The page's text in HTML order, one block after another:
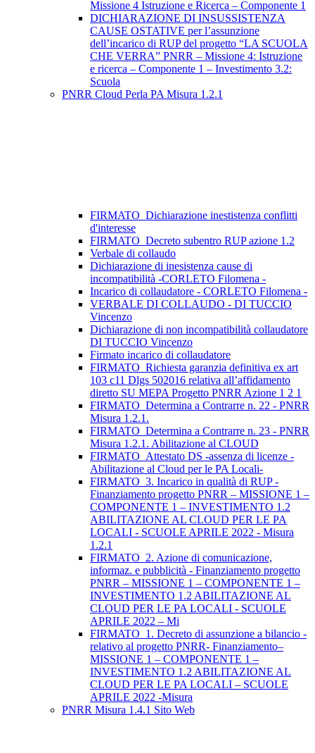
Missione 4 Istruzione e Ricerca – Componente 1
DICHIARAZIONE DI INSUSSISTENZA
CAUSE OSTATIVE per l’assunzione
dell’incarico di RUP del progetto “LA SCUOLA
CHE VERRA” PNRR – Missione 4: Istruzione
e ricerca – Componente 1 – Investimento 3.2:
Scuola
PNRR Cloud Perla PA Misura 1.2.1
FIRMATO_Dichiarazione inestistenza conflitti
d'interesse
FIRMATO_Decreto subentro RUP azione 1.2
Verbale di collaudo
Dichiarazione di inesistenza cause di
incompatibilità -CORLETO Filomena -
Incarico di collaudatore - CORLETO Filomena -
VERBALE DI COLLAUDO - DI TUCCIO
Vincenzo
Dichiarazione di non incompatibilità collaudatore
DI TUCCIO Vincenzo
Firmato incarico di collaudatore
FIRMATO_Richiesta garanzia definitiva ex art
103 c11 Dlgs 502016 relativa all’affidamento
diretto SU MEPA Progetto PNRR Azione 1 2 1
FIRMATO_Determina a Contrarre n. 22 - PNRR
Misura 1.2.1.
FIRMATO_Determina a Contrarre n. 23 - PNRR
Misura 1.2.1. Abilitazione al CLOUD
FIRMATO_Attestato DS -assenza di licenze -
Abilitazione al Cloud per le PA Locali-
FIRMATO_3. Incarico in qualità di RUP -
Finanziamento progetto PNRR – MISSIONE 1 –
COMPONENTE 1 – INVESTIMENTO 1.2
ABILITAZIONE AL CLOUD PER LE PA
LOCALI - SCUOLE APRILE 2022 - Misura
1.2.1
FIRMATO_2. Azione di comunicazione,
informaz. e pubblicità - Finanziamento progetto
PNRR – MISSIONE 1 – COMPONENTE 1 –
INVESTIMENTO 1.2 ABILITAZIONE AL
CLOUD PER LE PA LOCALI - SCUOLE
APRILE 2022 – Mi
FIRMATO_1. Decreto di assunzione a bilancio -
relativo al progetto PNRR- Finanziamento–
MISSIONE 1 – COMPONENTE 1 –
INVESTIMENTO 1.2 ABILITAZIONE AL
CLOUD PER LE PA LOCALI – SCUOLE
APRILE 2022 -Misura
PNRR Misura 1.4.1 Sito Web